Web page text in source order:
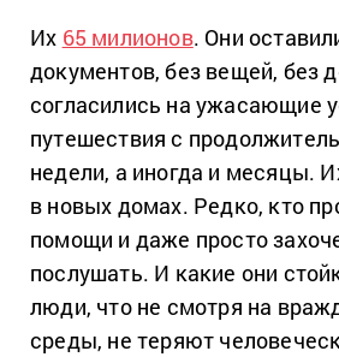
Их 65 милионов. Они
документов, без вещей, без
согласились на ужасающие
путешествия с
недели, а иногда и месяцы.
в новых домах. Редко, кто
помощи и даже просто
послушать. И какие они
люди, что не смотря на
среды, не теряют